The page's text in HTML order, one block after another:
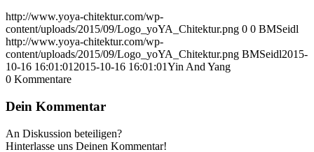
http://www.yoya-chitektur.com/wp-
content/uploads/2015/09/Logo_yoYA_Chitektur.png 0 0 BMSeidl
http://www.yoya-chitektur.com/wp-
content/uploads/2015/09/Logo_yoYA_Chitektur.png BMSeidl2015-
10-16 16:01:01 2015-10-16 16:01:01Yin And Yang
0 Kommentare
Dein Kommentar
An Diskussion beteiligen?
Hinterlasse uns Deinen Kommentar!